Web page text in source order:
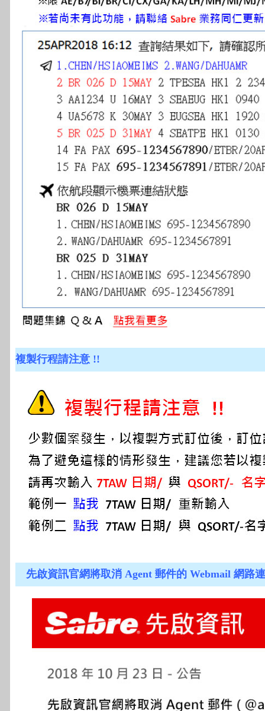
複製行程請注意 !!
先啟資訊官網將取消 Agent 郵件的 Webmail 網路